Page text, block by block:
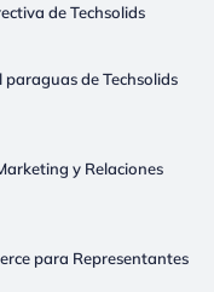
de Techsolids
de Techsolids
y Relaciones
para Representantes